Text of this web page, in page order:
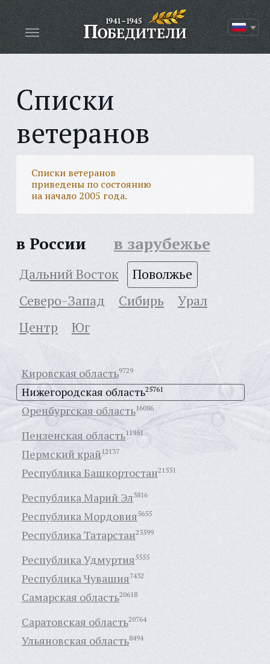
Списки
ветеранов
Списки ветеранов
приведены по состоянию
на начало 2005 года.
в России в зарубежье
Дальний Восток
Поволжье
Северо-Запад
Сибирь
Урал
Центр
Юг
Кировская область9729
Нижегородская область25761
Оренбургская область16086
Пензенская область11951
Пермский край 12137
Республика Башкортостан21551
Республика Марий Эл3816
Республика Мордовия5655
Республика Татарстан25599
Республика Удмуртия5555
Республика Чувашия7432
Самарская область20618
Саратовская область20764
Ульяновская область8494